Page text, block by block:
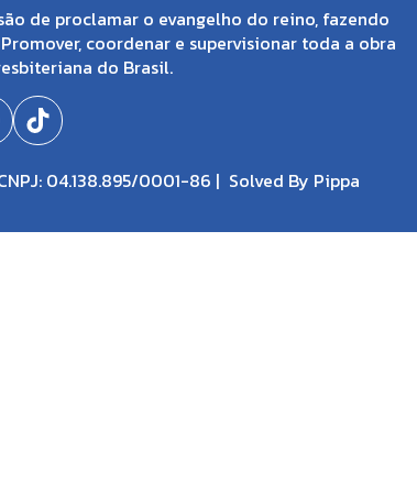
de proclamar o evangelho do reino, fazendo
coordenar e supervisionar toda a obra
do Brasil.
04.138.895/0001-86 | Solved By Pippa